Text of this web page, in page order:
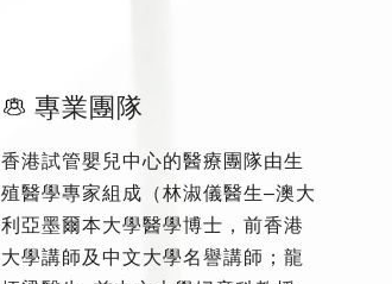
專業團隊
香港試管嬰兒中心的醫療團隊由生
殖醫學專家組成（林淑儀醫生–澳大
利亞墨爾本大學醫學博士，前香港
大學講師及中文大學名譽講師；龍